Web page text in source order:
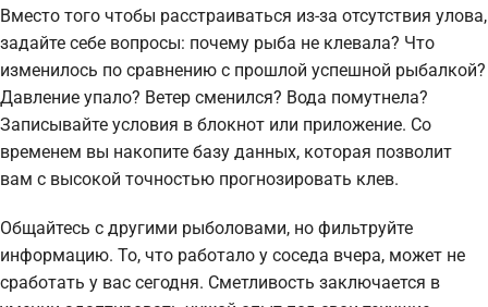
Вместо того чтобы расстраиваться из-за отсутствия улова,
задайте себе вопросы: почему рыба не клевала? Что
изменилось по сравнению с прошлой успешной рыбалкой?
Давление упало? Ветер сменился? Вода помутнела?
Записывайте условия в блокнот или приложение. Со
временем вы накопите базу данных, которая позволит
вам с высокой точностью прогнозировать клев.
Общайтесь с другими рыболовами, но фильтруйте
информацию. То, что работало у соседа вчера, может не
сработать у вас сегодня. Сметливость заключается в